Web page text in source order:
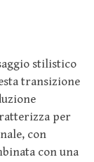
stilistico
transizione
per
con
con una